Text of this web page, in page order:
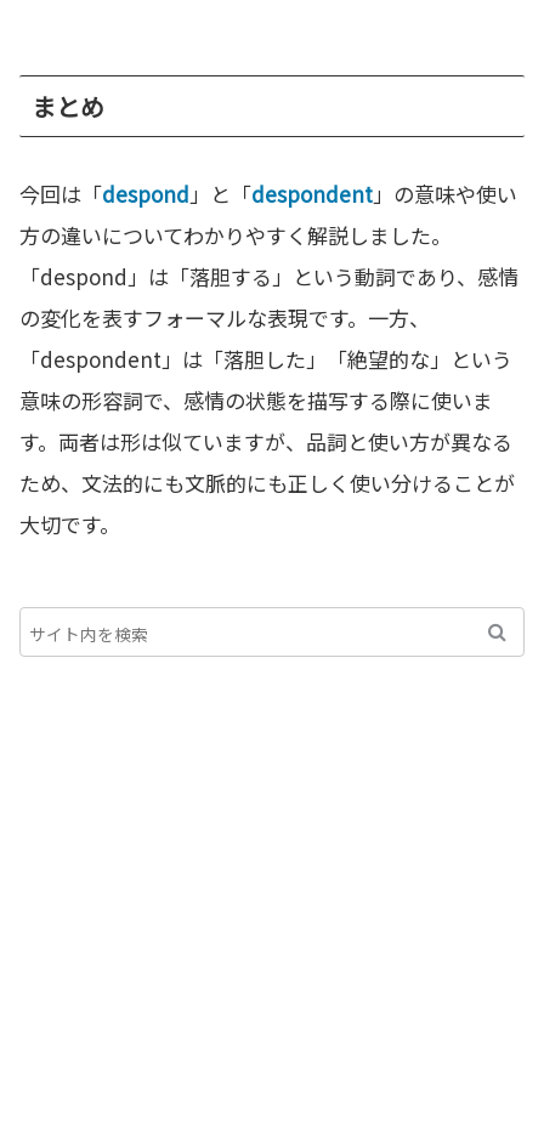
まとめ
今回は「despond」と「despondent」の意味や使い
方の違いについてわかりやすく解説しました。
「despond」は「落胆する」という動詞であり、感情
の変化を表すフォーマルな表現です。一方、
「despondent」は「落胆した」「絶望的な」という
意味の形容詞で、感情の状態を描写する際に使いま
す。両者は形は似ていますが、品詞と使い方が異なる
ため、文法的にも文脈的にも正しく使い分けることが
大切です。